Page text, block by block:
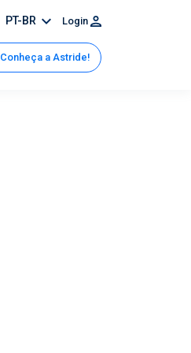
PT-BR Login
Conheça a Astride!